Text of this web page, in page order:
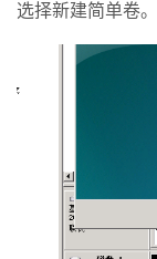
选择新建简单卷。